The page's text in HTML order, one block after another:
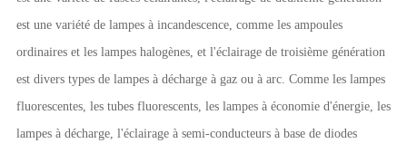
est une variété de lampes à incandescence, comme les ampoules
ordinaires et les lampes halogènes, et l'éclairage de troisième génération
est divers types de lampes à décharge à gaz ou à arc. Comme les lampes
fluorescentes, les tubes fluorescents, les lampes à économie d'énergie, les
lampes à décharge, l'éclairage à semi-conducteurs à base de diodes